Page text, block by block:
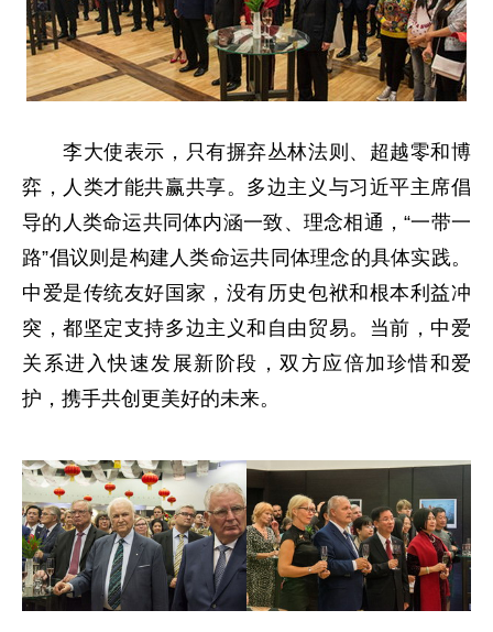
李大使表示，只有摒弃丛林法则、超越零和博
弈，人类才能共赢共享。多边主义与习近平主席倡
导的人类命运共同体内涵一致、理念相通，“一带一
路”倡议则是构建人类命运共同体理念的具体实践。
中爱是传统友好国家，没有历史包袱和根本利益冲
突，都坚定支持多边主义和自由贸易。当前，中爱
关系进入快速发展新阶段，双方应倍加珍惜和爱
护，携手共创更美好的未来。